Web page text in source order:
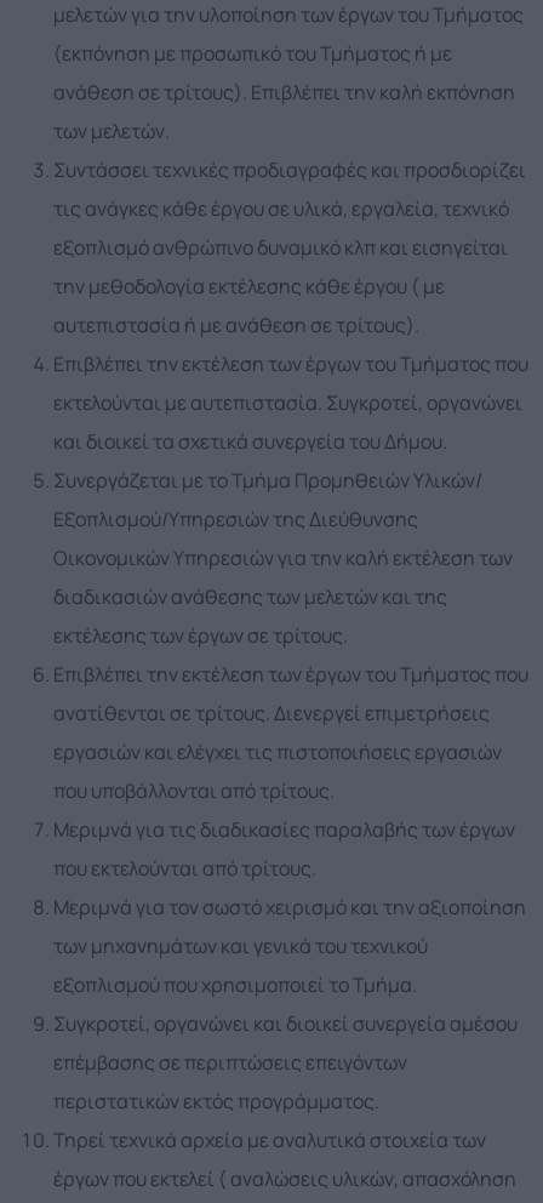
μελετών για την υλοποίηση των έργων του Τμήματος
(εκπόνηση με προσωπικό του Τμήματος ή με
ανάθεση σε τρίτους). Επιβλέπει την καλή εκπόνηση
των μελετών.
Συντάσσει τεχνικές προδιαγραφές και προσδιορίζει
τις ανάγκες κάθε έργου σε υλικά, εργαλεία, τεχνικό
εξοπλισμό ανθρώπινο δυναμικό κλπ και εισηγείται
την μεθοδολογία εκτέλεσης κάθε έργου ( με
αυτεπιστασία ή με ανάθεση σε τρίτους).
Επιβλέπει την εκτέλεση των έργων του Τμήματος που
εκτελούνται με αυτεπιστασία. Συγκροτεί, οργανώνει
και διοικεί τα σχετικά συνεργεία του Δήμου.
Συνεργάζεται με το Τμήμα Προμηθειών Υλικών/
Εξοπλισμού/Υπηρεσιών της Διεύθυνσης
Οικονομικών Υπηρεσιών για την καλή εκτέλεση των
διαδικασιών ανάθεσης των μελετών και της
εκτέλεσης των έργων σε τρίτους.
Επιβλέπει την εκτέλεση των έργων του Τμήματος που
ανατίθενται σε τρίτους. Διενεργεί επιμετρήσεις
εργασιών και ελέγχει τις πιστοποιήσεις εργασιών
που υποβάλλονται από τρίτους.
Μεριμνά για τις διαδικασίες παραλαβής των έργων
που εκτελούνται από τρίτους.
Μεριμνά για τον σωστό χειρισμό και την αξιοποίηση
των μηχανημάτων και γενικά του τεχνικού
εξοπλισμού που χρησιμοποιεί το Τμήμα.
Συγκροτεί, οργανώνει και διοικεί συνεργεία αμέσου
επέμβασης σε περιπτώσεις επειγόντων
περιστατικών εκτός προγράμματος.
Τηρεί τεχνικά αρχεία με αναλυτικά στοιχεία των
έργων που εκτελεί ( αναλώσεις υλικών, απασχόληση